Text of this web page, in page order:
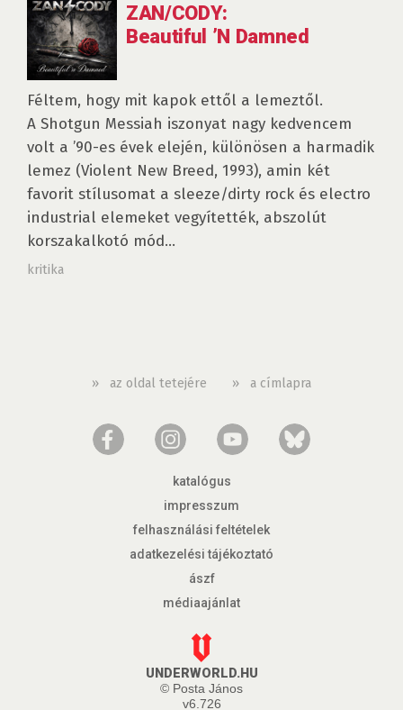
ZAN/CODY:
Beautiful ’N Damned
Féltem, hogy mit kapok ettől a lemeztől.
A Shotgun Messiah iszonyat nagy kedvencem
volt a ’90-es évek elején, különösen a harmadik
lemez (Violent New Breed, 1993), amin két
favorit stílusomat a sleeze/dirty rock és electro
industrial elemeket vegyítették, abszolút
korszakalkotó mód...
kritika
» az oldal tetejére » a címlapra
katalógus
impresszum
felhasználási feltételek
adatkezelési tájékoztató
ászf
médiaajánlat
UNDERWORLD.HU
© Posta János
v6.726